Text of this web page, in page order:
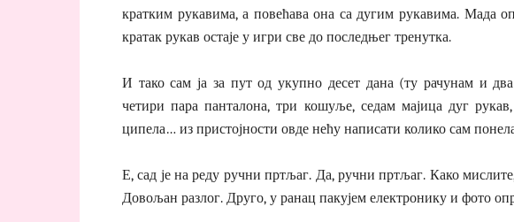
кратким рукавима, а повећава она са дугим рукавима. Мада
кратак рукав остаје у игри све до последњег тренутка.
И тако сам ја за пут од укупно десет дана (ту рачунам и
четири пара панталона, три кошуље, седам мајица дуг
ципела… из пристојности овде нећу написати колико сам
Е, сад је на реду ручни пртљаг. Да, ручни пртљаг. Како
Довољан разлог. Друго, у ранац пакујем електронику и фото